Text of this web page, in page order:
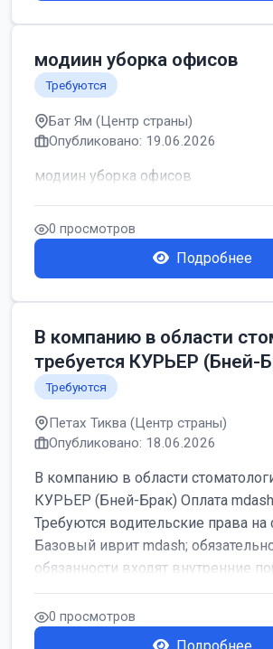
модиин уборка офисов
Требуются
Бат Ям (Центр страны)
Опубликовано: 19.06.2026
модиин уборка офисов
0 просмотров
Подробнее
В компанию в области
требуется КУРЬЕР (Бней-
Требуются
Петах Тиква (Центр страны)
Опубликовано: 18.06.2026
В компанию в области
КУРЬЕР (Бней-Брак) Оплата
Требуются водительские права на
Базовый иврит mdash;
обязанности входят внутренние
0 просмотров